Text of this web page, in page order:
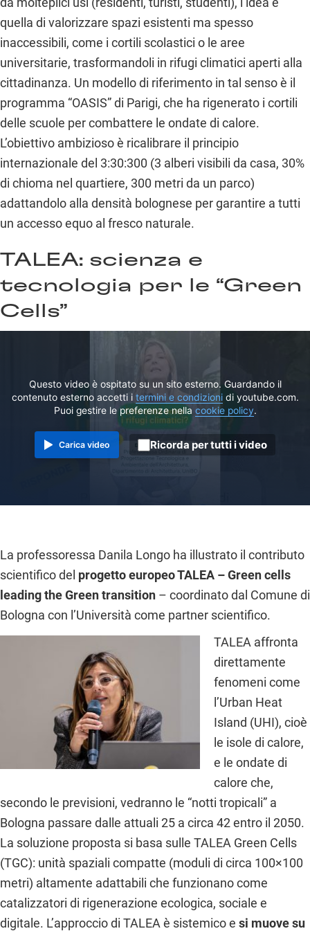
quella di valorizzare spazi esistenti ma spesso
inaccessibili, come i cortili scolastici o le aree
universitarie, trasformandoli in rifugi climatici aperti alla
cittadinanza. Un modello di riferimento in tal senso è il
programma “OASIS” di Parigi, che ha rigenerato i cortili
delle scuole per combattere le ondate di calore.
L’obiettivo ambizioso è ricalibrare il principio
internazionale del 3:30:300 (3 alberi visibili da casa, 30%
di chioma nel quartiere, 300 metri da un parco)
adattandolo alla densità bolognese per garantire a tutti
un accesso equo al fresco naturale.
TALEA: scienza e
tecnologia per le “Green
Cells”
Questo video è ospitato su un sito esterno. Guardando il
contenuto esterno accetti i termini e condizionidi youtube.com.
Puoi gestire le preferenze nella cookie policy.
Carica video Ricorda per tutti i video
La professoressa Danila Longo ha illustrato il contributo
scientifico del progetto europeo TALEA – Green cells
leading the Green transition – coordinato dal Comune di
Bologna con l’Università come partner scientifico.
TALEA affronta
direttamente
fenomeni come
l’Urban Heat
Island (UHI), cioè
le isole di calore,
e le ondate di
calore che,
secondo le previsioni, vedranno le “notti tropicali” a
Bologna passare dalle attuali 25 a circa 42 entro il 2050.
La soluzione proposta si basa sulle TALEA Green Cells
(TGC): unità spaziali compatte (moduli di circa 100×100
metri) altamente adattabili che funzionano come
catalizzatori di rigenerazione ecologica, sociale e
digitale. L’approccio di TALEA è sistemico e si muove su